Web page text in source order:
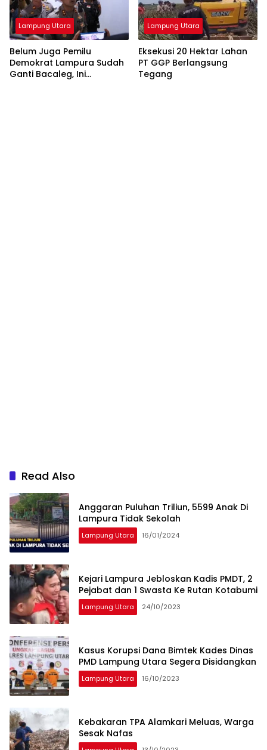
Lampung Utara
Belum Juga Pemilu
Demokrat Lampura Sudah
Ganti Bacaleg, Ini
Lampung Utara
Eksekusi 20 Hektar Lahan
PT GGP Berlangsung
Tegang
Read Also
Anggaran Puluhan Triliun, 5599 Anak Di
Lampura Tidak Sekolah
Lampung Utara 16/01/2024
Kejari Lampura Jebloskan Kadis PMDT, 2
Pejabat dan 1 Swasta Ke Rutan Kotabumi
Lampung Utara 24/10/2023
Kasus Korupsi Dana Bimtek Kades Dinas
PMD Lampung Utara Segera Disidangkan
Lampung Utara 16/10/2023
Kebakaran TPA Alamkari Meluas, Warga
Sesak Nafas